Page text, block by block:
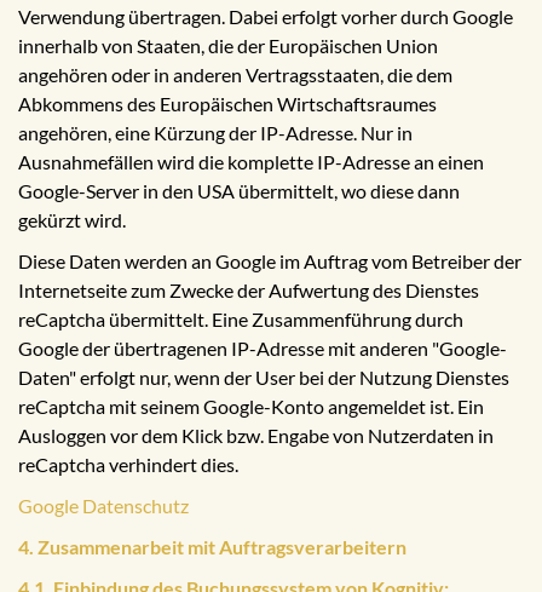
Verwendung übertragen. Dabei erfolgt vorher durch Google
innerhalb von Staaten, die der Europäischen Union
angehören oder in anderen Vertragsstaaten, die dem
Abkommens des Europäischen Wirtschaftsraumes
angehören, eine Kürzung der IP-Adresse. Nur in
Ausnahmefällen wird die komplette IP-Adresse an einen
Google-Server in den USA übermittelt, wo diese dann
gekürzt wird.
Diese Daten werden an Google im Auftrag vom Betreiber der
Internetseite zum Zwecke der Aufwertung des Dienstes
reCaptcha übermittelt. Eine Zusammenführung durch
Google der übertragenen IP-Adresse mit anderen "Google-
Daten" erfolgt nur, wenn der User bei der Nutzung Dienstes
reCaptcha mit seinem Google-Konto angemeldet ist. Ein
Ausloggen vor dem Klick bzw. Engabe von Nutzerdaten in
reCaptcha verhindert dies.
Google Datenschutz
4. Zusammenarbeit mit Auftragsverarbeitern